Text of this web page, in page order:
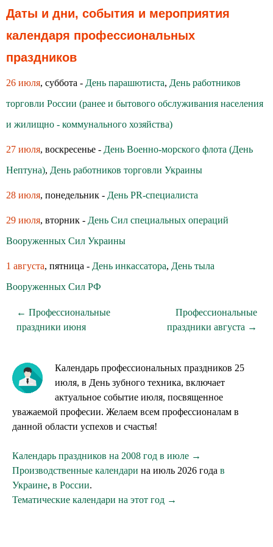
Даты и дни, события и мероприятия
календаря профессиональных
праздников
26 июля, суббота - День парашютиста, День работников
торговли России (ранее и бытового обслуживания населения
и жилищно - коммунального хозяйства)
27 июля, воскресенье - День Военно-морского флота (День
Нептуна), День работников торговли Украины
28 июля, понедельник - День PR-специалиста
29 июля, вторник - День Сил специальных операций
Вооруженных Сил Украины
1 августа, пятница - День инкассатора, День тыла
Вооруженных Сил РФ
← Профессиональные
праздники июня
Профессиональные
праздники августа →
Календарь профессиональных праздников 25
июля, в День зубного техника, включает
актуальное событие июля, посвященное
уважаемой професии. Желаем всем профессионалам в
данной области успехов и счастья!
Календарь праздников на 2008 год в июле →
Производственные календари на июль 2026 года в
Украине, в России.
Тематические календари на этот год →